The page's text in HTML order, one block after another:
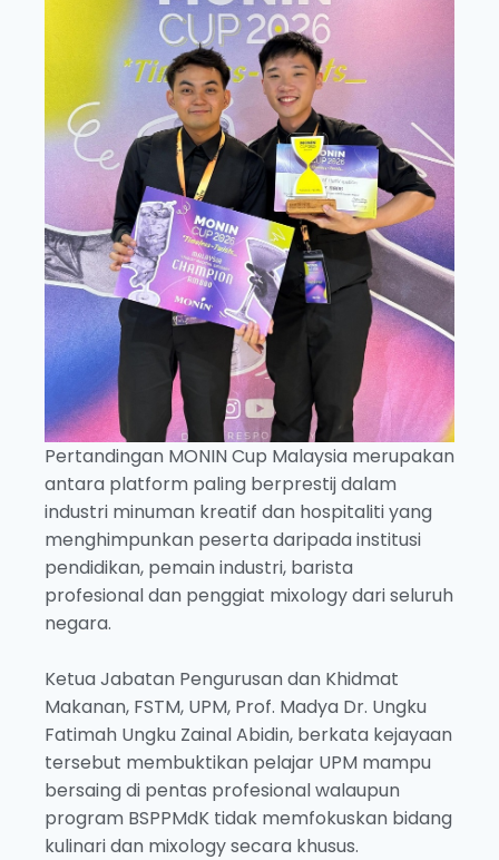
Pertandingan MONIN Cup Malaysia merupakan
antara platform paling berprestij dalam
industri minuman kreatif dan hospitaliti yang
menghimpunkan peserta daripada institusi
pendidikan, pemain industri, barista
profesional dan penggiat mixology dari seluruh
negara.
Ketua Jabatan Pengurusan dan Khidmat
Makanan, FSTM, UPM, Prof. Madya Dr. Ungku
Fatimah Ungku Zainal Abidin, berkata kejayaan
tersebut membuktikan pelajar UPM mampu
bersaing di pentas profesional walaupun
program BSPPMdK tidak memfokuskan bidang
kulinari dan mixology secara khusus.